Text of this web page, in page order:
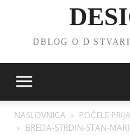
DBLOG O D
NASLOVNICA
POČELE
BREDA-STRDIN-STAN-